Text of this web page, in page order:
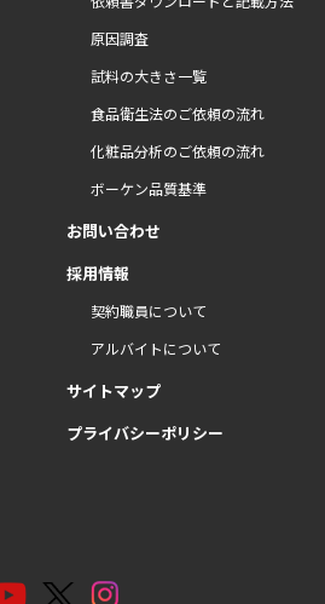
原因調査
試料の大きさ一覧
食品衛生法のご依頼の流れ
化粧品分析のご依頼の流れ
ボーケン品質基準
お問い合わせ
採用情報
契約職員について
アルバイトについて
サイトマップ
プライバシーポリシー